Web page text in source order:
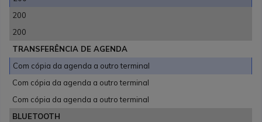
200
200
TRANSFERÊNCIA DE AGENDA
Com cópia da agenda a outro terminal
Com cópia da agenda a outro terminal
Com cópia da agenda a outro terminal
BLUETOOTH